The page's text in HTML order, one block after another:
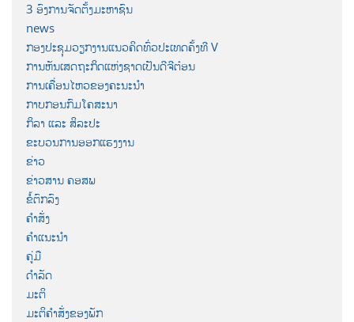
3 ອົງການຈັດຕັ້ງມະຫາຊົນ
news
ກອງປະຊຸມວຽກງານແນວຄິດທົ່ວປະເທດຄັ້ງທີ V
ການຫັນເສດຖະກິດແຫ່ງຊາດເປັນດີຈີຕ໋ອນ
ການເຄື່ອນໄຫວຂອງຄະນະນຳ
ກາບກອນກົມໂຄສະນາ
ກິລາ ແລະ ສິລະປະ
ຂະບວນການອອກແຮງງານ
ຂ່າວ
ຂ່າວສານ ຄອສພ
ຂໍ້ຕົກລົງ
ຄຳສັ່ງ
ຄຳແນະນຳ
ຄູ່ມື
ດຳລັດ
ມະຕິ
ມະຕິຄຳສັ່ງຂອງພັກ